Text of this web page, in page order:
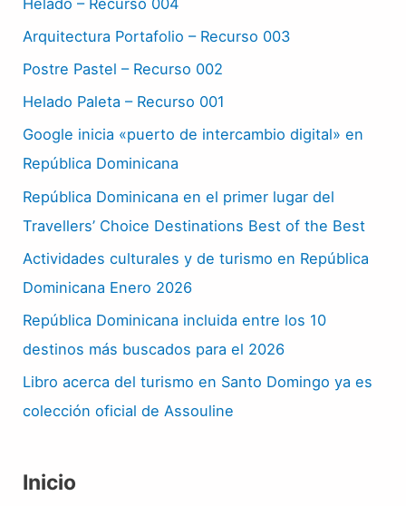
Helado – Recurso 004
Arquitectura Portafolio – Recurso 003
Postre Pastel – Recurso 002
Helado Paleta – Recurso 001
Google inicia «puerto de intercambio digital» en
República Dominicana
República Dominicana en el primer lugar del
Travellers’ Choice Destinations Best of the Best
Actividades culturales y de turismo en República
Dominicana Enero 2026
República Dominicana incluida entre los 10
destinos más buscados para el 2026
Libro acerca del turismo en Santo Domingo ya es
colección oficial de Assouline
Inicio